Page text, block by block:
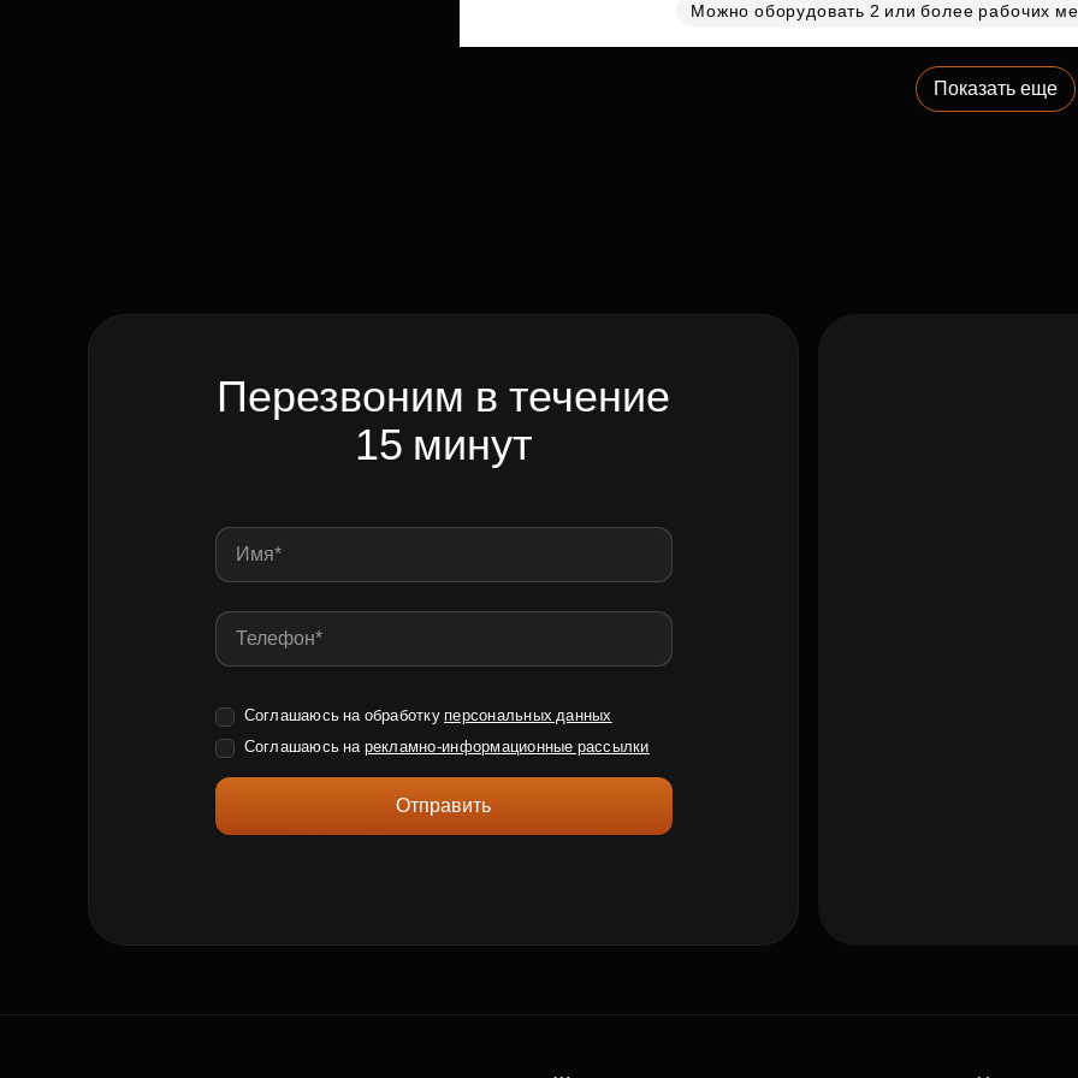
Можно оборудовать 2 или более рабочих
Показать еще
Перезвоним в течение
15 минут
Соглашаюсь на обработку персональных данных
Соглашаюсь на рекламно-информационные рассылки
Отправить